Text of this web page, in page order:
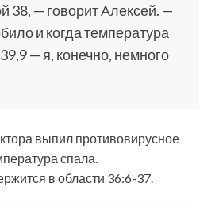
38, — говорит Алексей. —
и когда температура
— я, конечно, немного
выпил противовирусное
спала.
в области 36:6-37.